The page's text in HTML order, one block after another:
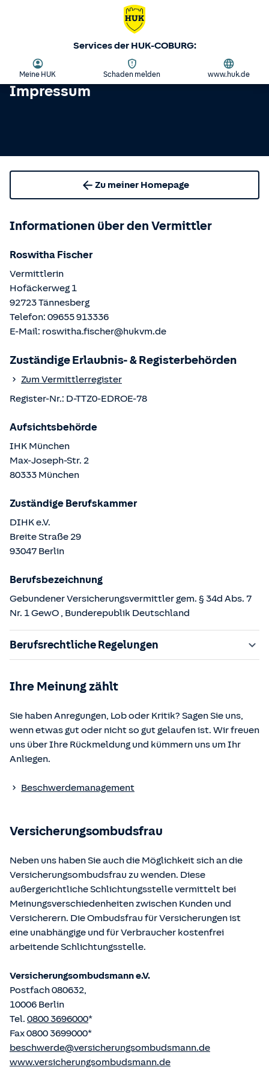
Services der HUK-COBURG:
Meine HUK Schaden melden www.huk.de
Impressum
Zu meiner Homepage
Informationen über den Vermittler
Roswitha Fischer
Vermittlerin
Hofäckerweg 1
92723Tännesberg
Telefon: 09655 913336
E-Mail: roswitha.fischer@hukvm.de
Zuständige Erlaubnis- & Registerbehörden
Zum Vermittlerregister
Register-Nr.: D-TTZ0-EDROE-78
Aufsichtsbehörde
IHK München
Max-Joseph-Str. 2
80333 München
Zuständige Berufskammer
DIHK e.V.
Breite Straße 29
93047 Berlin
Berufsbezeichnung
Gebundener Versicherungsvermittler gem. § 34d Abs. 7
Nr. 1 GewO , Bunderepublik Deutschland
Berufsrechtliche Regelungen
§§ 59 – 68 Gesetz über den Versicherungsvertrag
§ 48b Versicherungsaufsichtsgesetz (VAG)
Verordnung über die Versicherungsvermittlung und -
Die berufsrechtlichen Regelungen können über die vom
eingesehen und abgerufen werden.
Ihre Meinung zählt
Sie haben Anregungen, Lob oder Kritik? Sagen Sie uns,
wenn etwas gut oder nicht so gut gelaufen ist. Wir freuen
uns über Ihre Rückmeldung und kümmern uns um Ihr
Anliegen.
Beschwerdemanagement
Versicherungsombudsfrau
Neben uns haben Sie auch die Möglichkeit sich an die
Versicherungsombudsfrau zu wenden. Diese
außergerichtliche Schlichtungsstelle vermittelt bei
Meinungsverschiedenheiten zwischen Kunden und
Versicherern. Die Ombudsfrau für Versicherungen ist
eine unabhängige und für Verbraucher kostenfrei
arbeitende Schlichtungsstelle.
Versicherungsombudsmann e.V.
Postfach 080632,
10006 Berlin
Tel. 0800 3696000*
Fax 0800 3699000*
beschwerde@versicherungsombudsmann.de
www.versicherungsombudsmann.de